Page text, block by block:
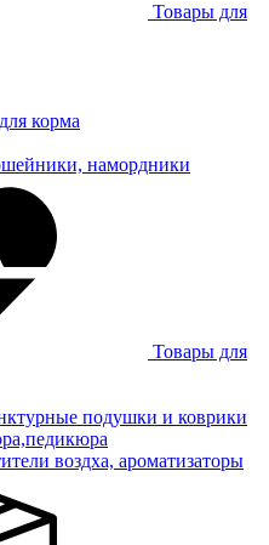
Товары для
корма
намордники
Товары для
подушки и коврики
воздха, ароматизаторы